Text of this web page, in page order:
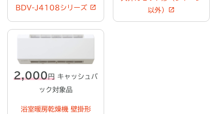
BDV-J4108シリーズ
以外）
2,000円 キャッシュバ
ック対象品
浴室暖房乾燥機 壁掛形